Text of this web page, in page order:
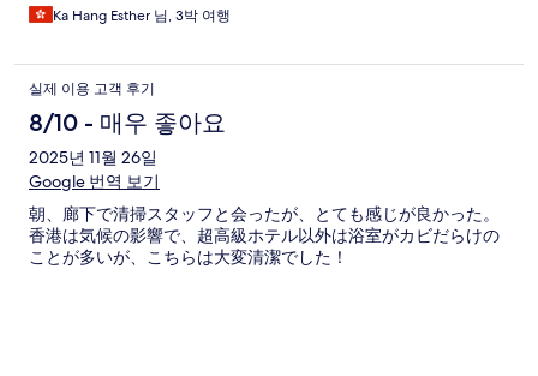
Ka Hang Esther 님, 3박 여행
실제 이용 고객 후기
8/10 - 매우 좋아요
2025년 11월 26일
Google 번역 보기
朝、廊下で清掃スタッフと会ったが、とても感じが良かった。
香港は気候の影響で、超高級ホテル以外は浴室がカビだらけの
ことが多いが、こちらは大変清潔でした！